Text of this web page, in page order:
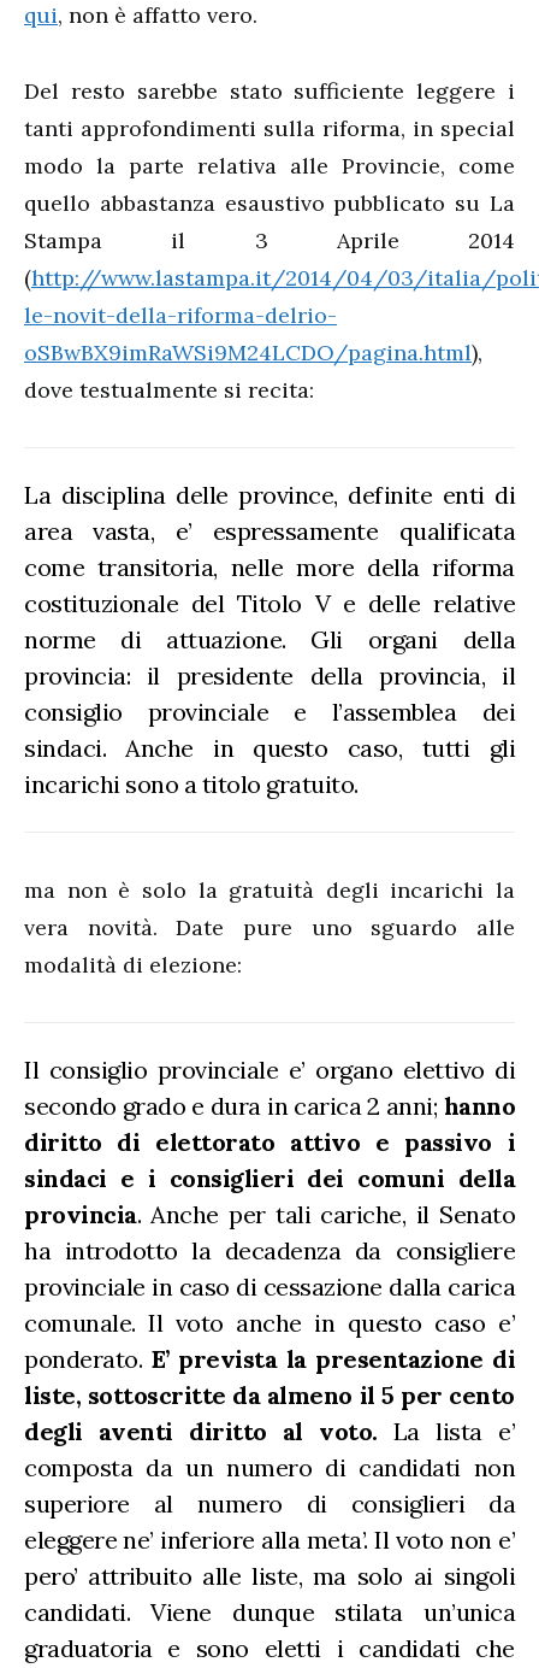
qui, non è affatto vero.
Del resto sarebbe stato sufficiente leggere i
tanti approfondimenti sulla riforma, in special
modo la parte relativa alle Provincie, come
quello abbastanza esaustivo pubblicato su La
Stampa il 3 Aprile 2014
(http://www.lastampa.it/2014/04/03/italia/
le-novit-della-riforma-delrio-
oSBwBX9imRaWSi9M24LCDO/pagina.html),
dove testualmente si recita:
La disciplina delle province, definite enti di
area vasta, e’ espressamente qualificata
come transitoria, nelle more della riforma
costituzionale del Titolo V e delle relative
norme di attuazione. Gli organi della
provincia: il presidente della provincia, il
consiglio provinciale e l’assemblea dei
sindaci. Anche in questo caso, tutti gli
incarichi sono a titolo gratuito.
ma non è solo la gratuità degli incarichi la
vera novità. Date pure uno sguardo alle
modalità di elezione:
Il consiglio provinciale e’ organo elettivo di
secondo grado e dura in carica 2 anni; hanno
diritto di elettorato attivo e passivo i
sindaci e i consiglieri dei comuni della
provincia. Anche per tali cariche, il Senato
ha introdotto la decadenza da consigliere
provinciale in caso di cessazione dalla carica
comunale. Il voto anche in questo caso e’
ponderato. E’ prevista la presentazione di
liste, sottoscritte da almeno il 5 per cento
degli aventi diritto al voto. La lista e’
composta da un numero di candidati non
superiore al numero di consiglieri da
eleggere ne’ inferiore alla meta’. Il voto non e’
pero’ attribuito alle liste, ma solo ai singoli
candidati. Viene dunque stilata un’unica
graduatoria e sono eletti i candidati che